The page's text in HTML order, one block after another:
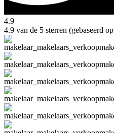
4.9
4.9 van de 5 sterren (gebaseerd op